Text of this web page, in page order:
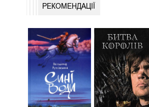
РЕКОМЕНДАЦІЇ